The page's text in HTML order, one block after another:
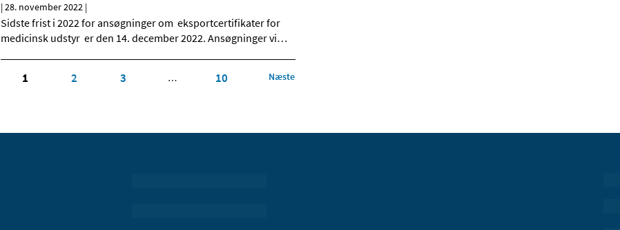
|28. november 2022 |
Sidste frist i 2022 for ansøgninger om eksportcertifikater for
medicinsk udstyr er den 14. december 2022. Ansøgninger vi…
1 2 3 … 10 Næste